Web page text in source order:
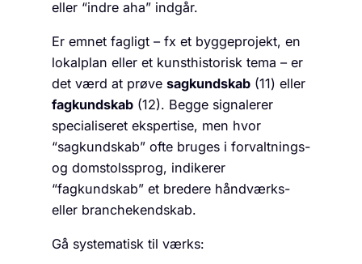
eller “indre aha” indgår.
Er emnet fagligt – fx et byggeprojekt, en
lokalplan eller et kunsthistorisk tema – er
det værd at prøve sagkundskab (11) eller
fagkundskab (12). Begge signalerer
specialiseret ekspertise, men hvor
“sagkundskab” ofte bruges i forvaltnings-
og domstolssprog, indikerer
“fagkundskab” et bredere håndværks-
eller branchekendskab.
Gå systematisk til værks: